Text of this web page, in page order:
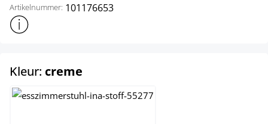
Artikelnummer: 101176653
Toon meer productinformatie
Kleur: creme